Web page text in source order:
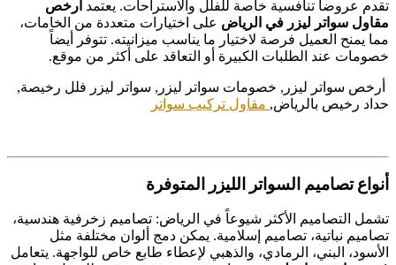
تقدم عروضاً تنافسية خاصة للفلل والاستراحات. يعتمد أرخص
مقاول سواتر ليزر في الرياض على اختيارات متعددة من الخامات،
مما يمنح العميل فرصة لاختيار ما يناسب ميزانيته. تتوفر أيضاً
خصومات عند الطلبات الكبيرة أو التعاقد على أكثر من موقع.
أرخص سواتر ليزر, خصومات سواتر ليزر, سواتر ليزر فلل رخيصة,
حداد رخيص بالرياض, مقاول تركيب سواتر
أنواع تصاميم السواتر الليزر المتوفرة
تشمل التصاميم الأكثر شيوعاً في الرياض: تصاميم زخرفية هندسية،
تصاميم نباتية، تصاميم إسلامية. يمكن دمج ألوان مختلفة مثل
الأسود، البني، الرمادي، والذهبي لإعطاء طابع خاص للواجهة. يتعامل